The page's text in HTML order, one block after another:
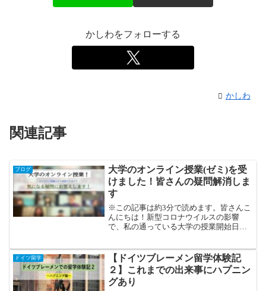
かしわをフォローする
かしわ
関連記事
ブログ
大学のオンライン授業(ゼミ)を受
けました！皆さんの疑問解消しま
す
※この記事は約3分で読めます。皆さんこ
んにちは！新型コロナウイルスの影響
で、私の通っている大学の授業開始日が
な中、私が入室しているゼミの先生がオ
ンラインで早めにゼミをし...
ドイツ留学
【ドイツブレーメン留学体験記
２】これまでの出来事にハプニン
グあり